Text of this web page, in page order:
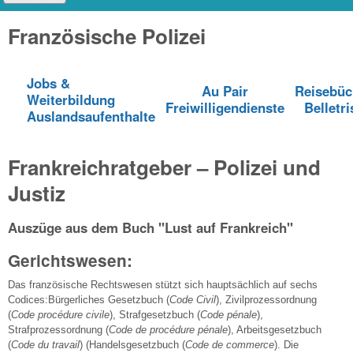
Französische Polizei
Jobs &
Weiterbildung
Auslandsaufenthalte
Au Pair
Freiwilligendienste
Frankreichratgeber – Polizei und
Justiz
Auszüge aus dem Buch "Lust auf Frankreich"
Gerichtswesen:
Das französische Rechtswesen stützt sich hauptsächlich auf sechs
Codices:Bürgerliches Gesetzbuch (Code Civil), Zivilprozessordnung
(Code procédure civile), Strafgesetzbuch (Code pénale),
Strafprozessordnung (Code de procédure pénale), Arbeitsgesetzbuch
(Code du travail) (Handelsgesetzbuch (Code de commerce). Die